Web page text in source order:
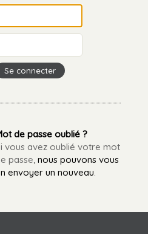
de passe oublié ?
vous avez oublié votre mot
passe,nous pouvons vous
envoyer un nouveau.